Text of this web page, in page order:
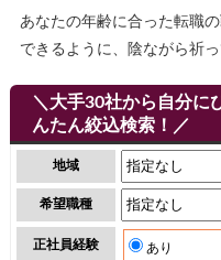
あなたの年齢に合った転職
できるように、陰ながら祈っ
＼大手30社から自分に
んたん絞込検索！／
地域
希望職種
正社員経験 あり